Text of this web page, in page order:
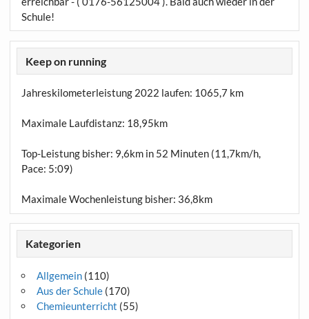
Schule!
Keep on running
Jahreskilometerleistung 2022 laufen: 1065,7 km
Maximale Laufdistanz: 18,95km
Top-Leistung bisher: 9,6km in 52 Minuten (11,7km/h,
Pace: 5:09)
Maximale Wochenleistung bisher: 36,8km
Kategorien
Allgemein(110)
Aus der Schule(170)
Chemieunterricht (55)